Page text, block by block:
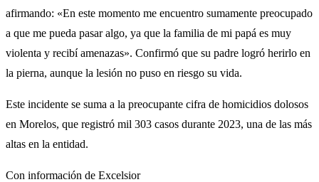
afirmando: «En este momento me encuentro sumamente preocupado
a que me pueda pasar algo, ya que la familia de mi papá es muy
violenta y recibí amenazas». Confirmó que su padre logró herirlo en
la pierna, aunque la lesión no puso en riesgo su vida.
Este incidente se suma a la preocupante cifra de homicidios dolosos
en Morelos, que registró mil 303 casos durante 2023, una de las más
altas en la entidad.
Con información de Excelsior